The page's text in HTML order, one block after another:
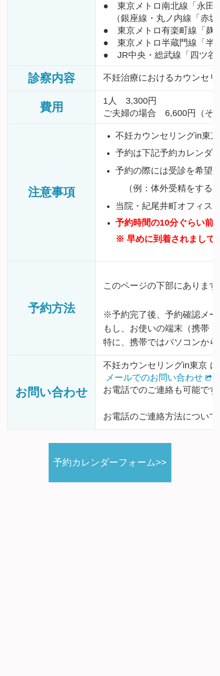
● 東京メトロ南北線「永田
（銀座線・丸ノ内線「赤
● 東京メトロ有楽町線「麹
● 東京メトロ半蔵門線「半
● JR中央・総武線「四ツ谷
診察内容 不妊治療におけるカウンセリ
費用
1人 3,300円
ご夫婦の場合 6,600円（そ
注意事項
不妊カウンセリングin東
予約は下記予約カレンダ
予約の際には受診を希望
（例：体外受精をする
当院・紀尾井町オフィス
予約時間の10分ぐらい前
※ 早めに到着されまして
予約方法
このページの下部にありま
※予約完了後、予約確認メ
もし、お使いの端末（携帯
特に、携帯ではパソコンか
お問い合わせ
不妊カウンセリングin東京
メールでのお問い合わせ
お電話でのご連絡も可能で
お電話のご連絡方法につい
予約カレンダーフォーム